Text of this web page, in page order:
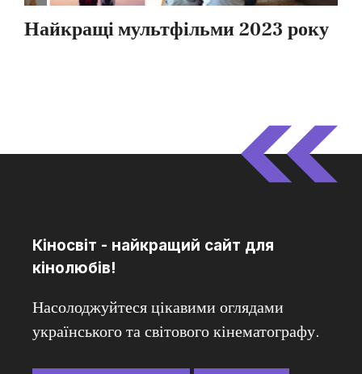
Кіносвіт - найкращий сайт для
кінолюбів!
Насолоджуйтеся цікавими оглядами
українського та світового кінематографу.